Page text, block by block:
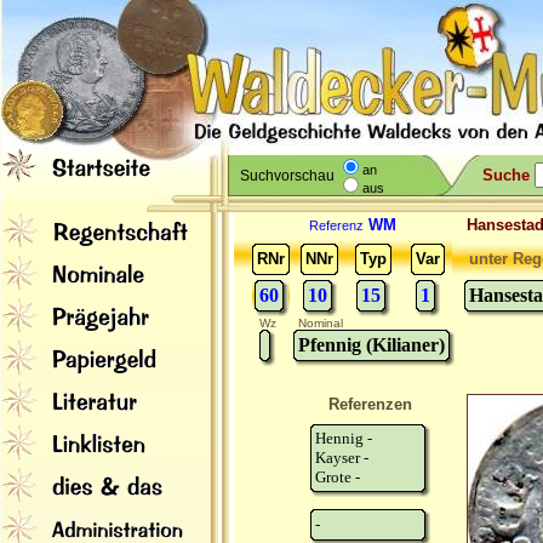
Suchvorschau
an
aus
Suche
Referenz WM
RNr
NNr Typ Var
60 10 15 1
unter
Wz Nominal
Pfennig (Kilianer)
Referenzen
Hennig -
Kayser -
Grote -
-